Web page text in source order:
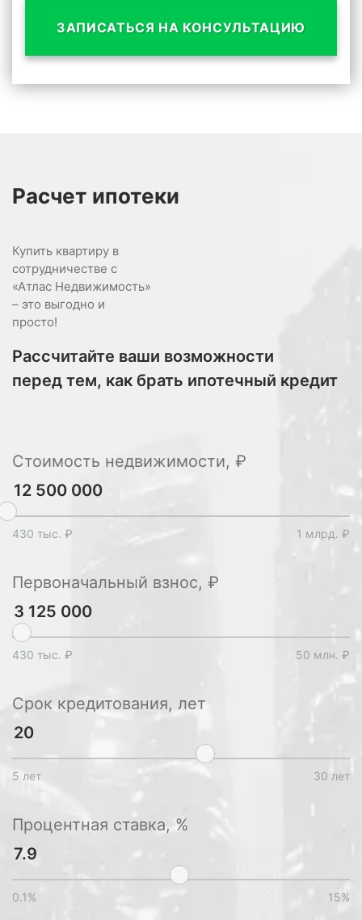
ЗАПИСАТЬСЯ НА КОНСУЛЬТАЦИЮ
Расчет ипотеки
Купить квартиру в
сотрудничестве с
«Атлас Недвижимость»
– это выгодно и
просто!
Рассчитайте ваши возможности
перед тем, как брать ипотечный кредит
Стоимость недвижимости, ₽
430 тыс. ₽ 1 млрд. ₽
Первоначальный взнос, ₽
430 тыс. ₽ 50 млн. ₽
Срок кредитования, лет
5 лет 30 лет
Процентная ставка, %
0.1% 15%